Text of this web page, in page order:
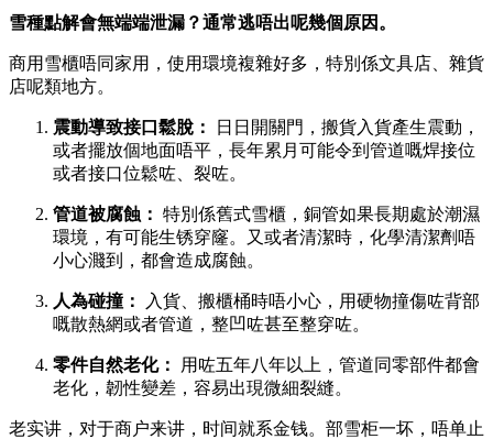
雪種點解會無端端泄漏？通常逃唔出呢幾個原因。
商用雪櫃唔同家用，使用環境複雜好多，特別係文具店、雜貨
店呢類地方。
震動導致接口鬆脫：
​ 日日開關門，搬貨入貨產生震動，
或者擺放個地面唔平，長年累月可能令到管道嘅焊接位
或者接口位鬆咗、裂咗。
管道被腐蝕： ​ 特別係舊式雪櫃，銅管如果長期處於潮濕
環境，有可能生锈穿窿。又或者清潔時，化學清潔劑唔
小心濺到，都會造成腐蝕。
人為碰撞：
​ 入貨、搬櫃桶時唔小心，用硬物撞傷咗背部
嘅散熱網或者管道，整凹咗甚至整穿咗。
零件自然老化：
​ 用咗五年八年以上，管道同零部件都會
老化，韌性變差，容易出現微細裂縫。
老实讲，对于商户来讲，时间就系金钱。部雪柜一坏，唔单止